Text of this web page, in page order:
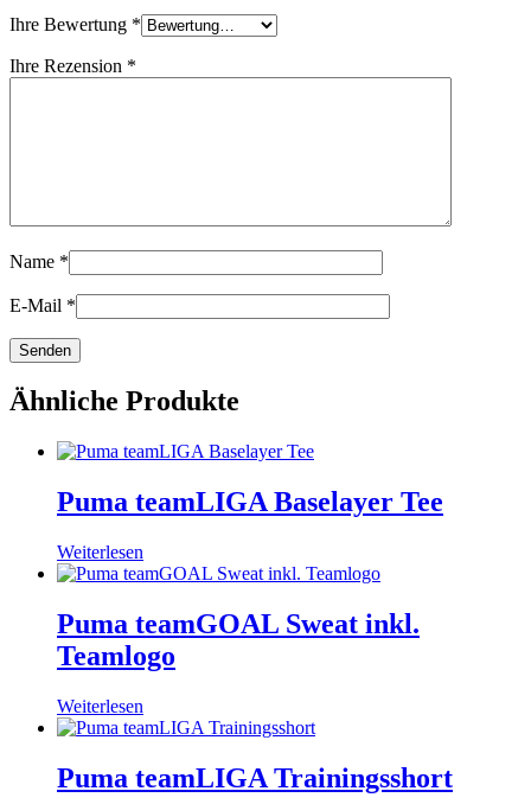
Ihre Bewertung *
Ihre Rezension *
Name *
E-Mail *
Ähnliche Produkte
Puma teamLIGA Baselayer Tee
Weiterlesen
Puma teamGOAL Sweat inkl.
Teamlogo
Weiterlesen
Puma teamLIGA Trainingsshort